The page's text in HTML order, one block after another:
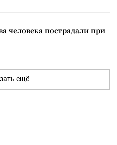
человека пострадали при
ещё